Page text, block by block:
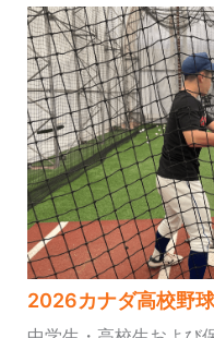
2026カナダ高校野